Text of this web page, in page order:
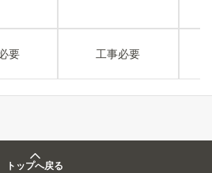
要 工事必要
トップへ戻る